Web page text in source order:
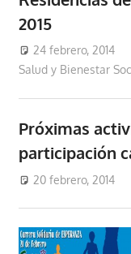
2015
24 febrero, 2014
Salud y Bienestar
Próximas
participación
20 febrero, 2014